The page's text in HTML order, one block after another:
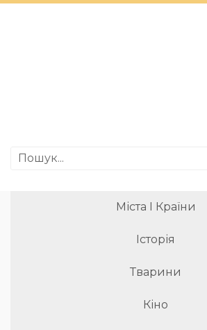
Міста І Країни
Історія
Тварини
Кіно